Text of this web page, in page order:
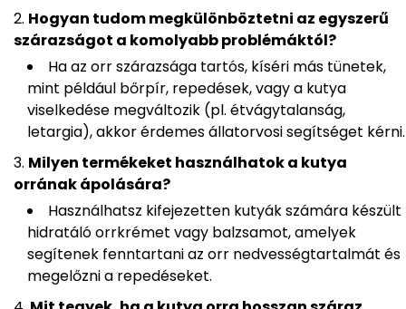
Hogyan tudom megkülönböztetni az egyszerű
szárazságot a komolyabb problémáktól?
Ha az orr szárazsága tartós, kíséri más tünetek,
mint például bőrpír, repedések, vagy a kutya
viselkedése megváltozik (pl. étvágytalanság,
letargia), akkor érdemes állatorvosi segítséget kérni.
Milyen termékeket használhatok a kutya
orrának ápolására?
Használhatsz kifejezetten kutyák számára készült
hidratáló orrkrémet vagy balzsamot, amelyek
segítenek fenntartani az orr nedvességtartalmát és
megelőzni a repedéseket.